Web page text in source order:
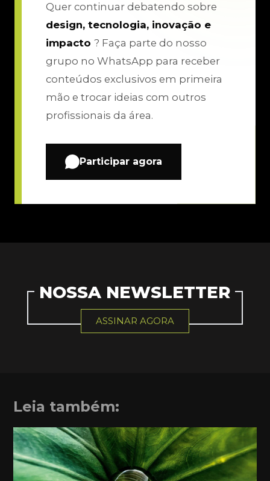
Quer continuar debatendo sobre
design, tecnologia, inovação e
impacto ? Faça parte do nosso
grupo no WhatsApp para receber
conteúdos exclusivos em primeira
mão e trocar ideias com outros
profissionais da área.
Participar agora
NOSSA NEWSLETTER
ASSINAR AGORA
Leia também: